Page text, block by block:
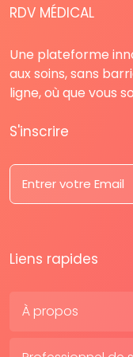
RDV MÉDICAL
Une plateforme
aux soins, sans
ligne, où que vous
S'inscrire
Liens rapides
À propos